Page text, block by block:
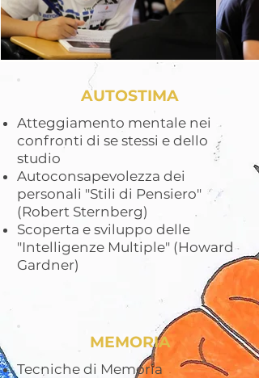
AUTOSTIMA
Atteggiamento mentale nei
confronti di se stessi e dello
studio
Autoconsapevolezza dei
personali "Stili di Pensiero"
(Robert Sternberg)
Scoperta e sviluppo delle
"Intelligenze Multiple" (Howard
Gardner)
MEMORIA
Tecniche di Memoria